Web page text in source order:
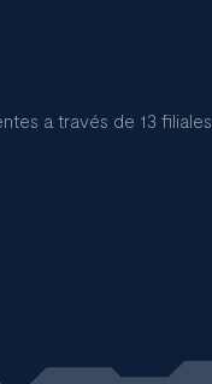
a través de 13 filiales.